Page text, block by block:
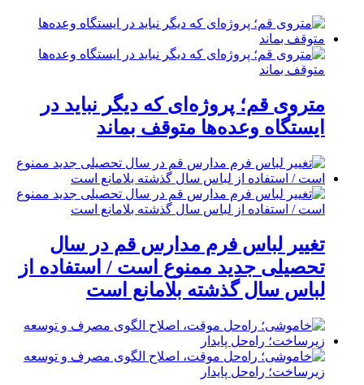
متروی قم؛ پروژه‌ای که دیگر نباید در
ایستگاه وعده‌ها متوقف بماند
تغییر لباس فرم مدارس قم در سال
تحصیلی جدید ممنوع است / استفاده از
لباس سال گذشته بلامانع است